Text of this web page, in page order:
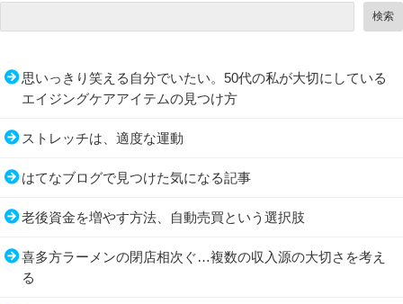
検索
思いっきり笑える自分でいたい。50代の私が大切にしている
エイジングケアアイテムの見つけ方
ストレッチは、適度な運動
はてなブログで見つけた気になる記事
老後資金を増やす方法、自動売買という選択肢
喜多方ラーメンの閉店相次ぐ…複数の収入源の大切さを考え
る